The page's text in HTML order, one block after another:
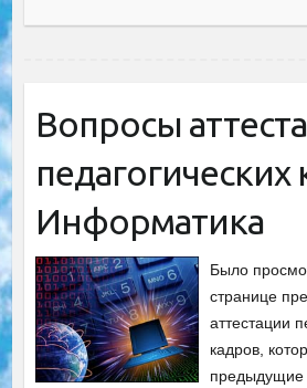
Вопросы
педагогических
Информатика
Было
странице
аттестации
кадров,
предыдущие